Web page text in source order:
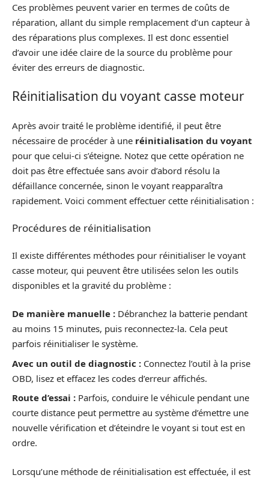
Ces problèmes peuvent varier en termes de coûts de
réparation, allant du simple remplacement d’un capteur à
des réparations plus complexes. Il est donc essentiel
d’avoir une idée claire de la source du problème pour
éviter des erreurs de diagnostic.
Réinitialisation du voyant casse moteur
Après avoir traité le problème identifié, il peut être
nécessaire de procéder à une réinitialisation du voyant
pour que celui-ci s’éteigne. Notez que cette opération ne
doit pas être effectuée sans avoir d’abord résolu la
défaillance concernée, sinon le voyant reapparaîtra
rapidement. Voici comment effectuer cette réinitialisation :
Procédures de réinitialisation
Il existe différentes méthodes pour réinitialiser le voyant
casse moteur, qui peuvent être utilisées selon les outils
disponibles et la gravité du problème :
De manière manuelle : Débranchez la batterie pendant
au moins 15 minutes, puis reconnectez-la. Cela peut
parfois réinitialiser le système.
Avec un outil de diagnostic : Connectez l’outil à la prise
OBD, lisez et effacez les codes d’erreur affichés.
Route d’essai : Parfois, conduire le véhicule pendant une
courte distance peut permettre au système d’émettre une
nouvelle vérification et d’éteindre le voyant si tout est en
ordre.
Lorsqu’une méthode de réinitialisation est effectuée, il est